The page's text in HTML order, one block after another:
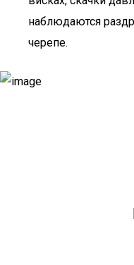
наблюдаются
черепе.